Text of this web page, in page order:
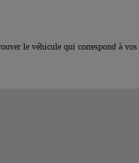
le véhicule qui correspond à vos